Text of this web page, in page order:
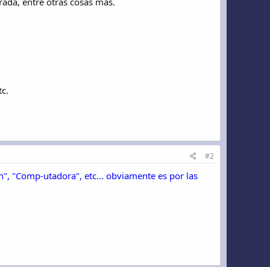
#2
"Comp-utadora", etc... obviamente es por las